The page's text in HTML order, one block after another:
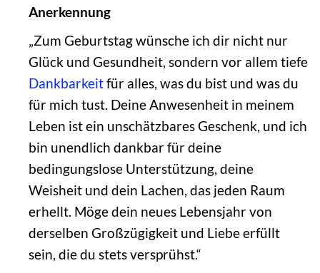
Anerkennung
„Zum Geburtstag wünsche ich dir nicht nur
Glück und Gesundheit, sondern vor allem tiefe
Dankbarkeitfür alles, was du bist und was du
für mich tust. Deine Anwesenheit in meinem
Leben ist ein unschätzbares Geschenk, und ich
bin unendlich dankbar für deine
bedingungslose Unterstützung, deine
Weisheit und dein Lachen, das jeden Raum
erhellt. Möge dein neues Lebensjahr von
derselben Großzügigkeit und Liebe erfüllt
sein, die du stets versprühst.“